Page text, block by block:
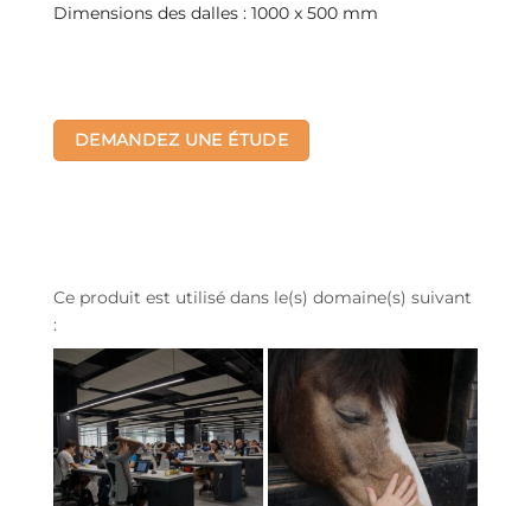
Dimensions des dalles : 1000 x 500 mm
DEMANDEZ UNE ÉTUDE
Ce produit est utilisé dans le(s) domaine(s) suivant
: